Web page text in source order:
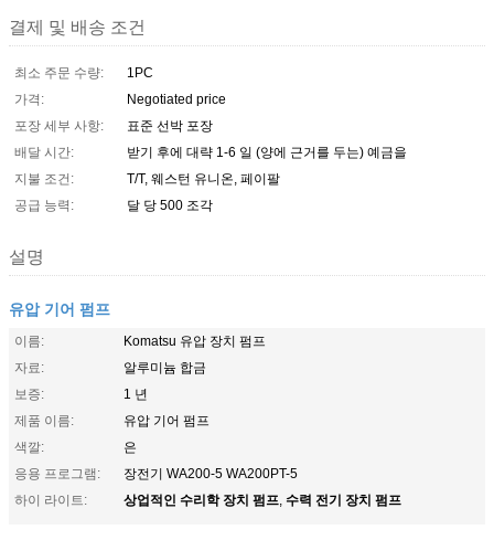
결제 및 배송 조건
최소 주문 수량:
1PC
가격:
Negotiated price
포장 세부 사항:
표준 선박 포장
배달 시간:
받기 후에 대략 1-6 일 (양에 근거를 두는) 예금을
지불 조건:
T/T, 웨스턴 유니온, 페이팔
공급 능력:
달 당 500 조각
설명
유압 기어 펌프
이름:
Komatsu 유압 장치 펌프
자료:
알루미늄 합금
보증:
1 년
제품 이름:
유압 기어 펌프
색깔:
은
응용 프로그램:
장전기 WA200-5 WA200PT-5
하이 라이트:
상업적인 수리학 장치 펌프, 수력 전기 장치 펌프